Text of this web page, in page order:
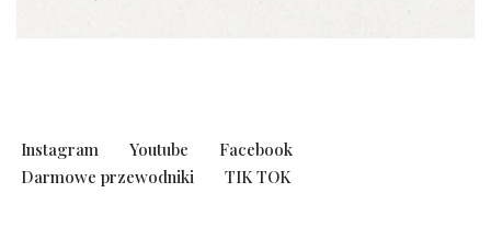
Instagram Youtube
Facebook
Darmowe przewodniki
TIK TOK